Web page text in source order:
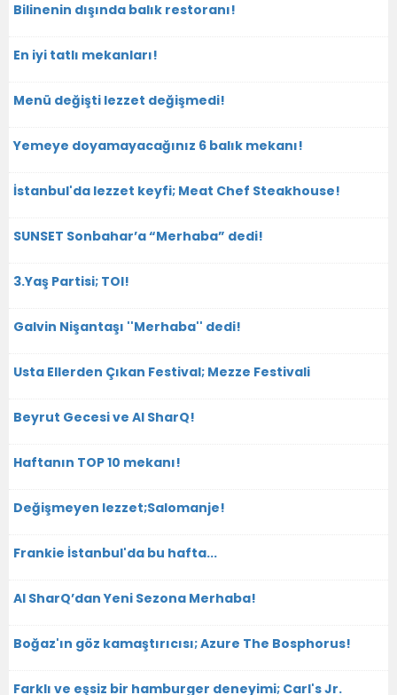
Bilinenin dışında balık restoranı!
En iyi tatlı mekanları!
Menü değişti lezzet değişmedi!
Yemeye doyamayacağınız 6 balık mekanı!
İstanbul'da lezzet keyfi; Meat Chef Steakhouse!
SUNSET Sonbahar’a “Merhaba” dedi!
3.Yaş Partisi; TOI!
Galvin Nişantaşı ''Merhaba'' dedi!
Usta Ellerden Çıkan Festival; Mezze Festivali
Beyrut Gecesi ve Al SharQ!
Haftanın TOP 10 mekanı!
Değişmeyen lezzet;Salomanje!
Frankie İstanbul'da bu hafta...
Al SharQ’dan Yeni Sezona Merhaba!
Boğaz'ın göz kamaştırıcısı; Azure The Bosphorus!
Farklı ve eşsiz bir hamburger deneyimi; Carl's Jr.